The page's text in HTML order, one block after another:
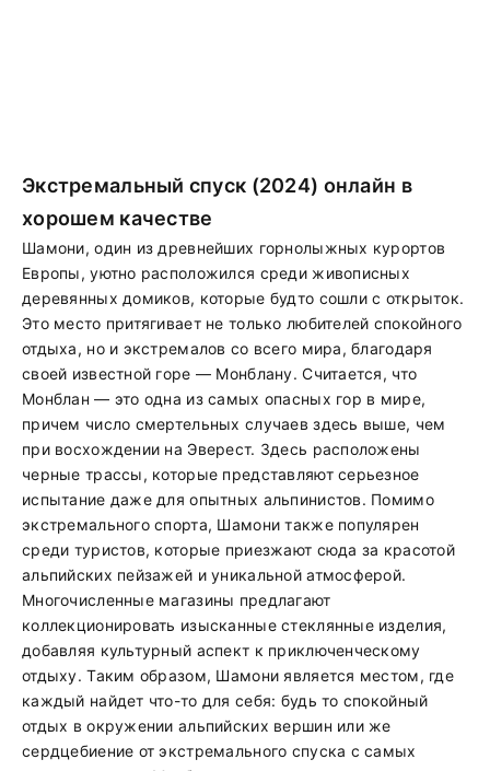
Экстремальный спуск (2024) онлайн в
хорошем качестве
Шамони, один из древнейших горнолыжных курортов
Европы, уютно расположился среди живописных
деревянных домиков, которые будто сошли с открыток.
Это место притягивает не только любителей спокойного
отдыха, но и экстремалов со всего мира, благодаря
своей известной горе — Монблану. Считается, что
Монблан — это одна из самых опасных гор в мире,
причем число смертельных случаев здесь выше, чем
при восхождении на Эверест. Здесь расположены
черные трассы, которые представляют серьезное
испытание даже для опытных альпинистов. Помимо
экстремального спорта, Шамони также популярен
среди туристов, которые приезжают сюда за красотой
альпийских пейзажей и уникальной атмосферой.
Многочисленные магазины предлагают
коллекционировать изысканные стеклянные изделия,
добавляя культурный аспект к приключенческому
отдыху. Таким образом, Шамони является местом, где
каждый найдет что-то для себя: будь то спокойный
отдых в окружении альпийских вершин или же
сердцебиение от экстремального спуска с самых